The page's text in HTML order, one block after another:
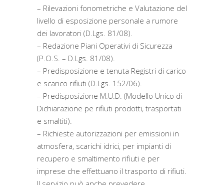
– Rilevazioni fonometriche e Valutazione del
livello di esposizione personale a rumore
dei lavoratori (D.Lgs. 81/08).
– Redazione Piani Operativi di Sicurezza
(P.O.S. – D.Lgs. 81/08).
– Predisposizione e tenuta Registri di carico
e scarico rifiuti (D.Lgs. 152/06).
– Predisposizione M.U.D. (Modello Unico di
Dichiarazione pe rifiuti prodotti, trasportati
e smaltiti).
– Richieste autorizzazioni per emissioni in
atmosfera, scarichi idrici, per impianti di
recupero e smaltimento rifiuti e per
imprese che effettuano il trasporto di rifiuti.